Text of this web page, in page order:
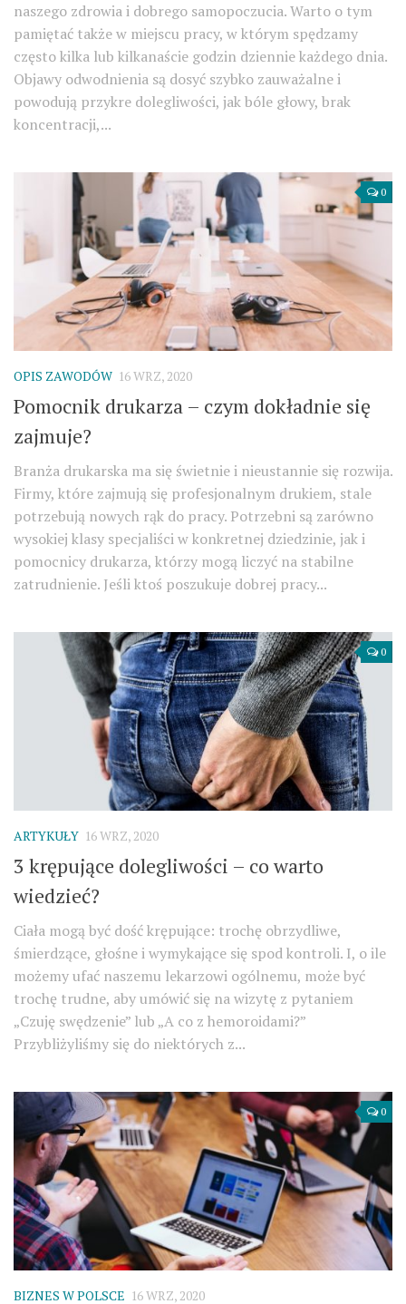
naszego zdrowia i dobrego samopoczucia. Warto o tym
pamiętać także w miejscu pracy, w którym spędzamy
często kilka lub kilkanaście godzin dziennie każdego dnia.
Objawy odwodnienia są dosyć szybko zauważalne i
powodują przykre dolegliwości, jak bóle głowy, brak
koncentracji,...
0
OPIS ZAWODÓW 16 WRZ, 2020
Pomocnik drukarza – czym dokładnie się
zajmuje?
Branża drukarska ma się świetnie i nieustannie się rozwija.
Firmy, które zajmują się profesjonalnym drukiem, stale
potrzebują nowych rąk do pracy. Potrzebni są zarówno
wysokiej klasy specjaliści w konkretnej dziedzinie, jak i
pomocnicy drukarza, którzy mogą liczyć na stabilne
zatrudnienie. Jeśli ktoś poszukuje dobrej pracy...
0
ARTYKUŁY 16 WRZ, 2020
3 krępujące dolegliwości – co warto
wiedzieć?
Ciała mogą być dość krępujące: trochę obrzydliwe,
śmierdzące, głośne i wymykające się spod kontroli. I, o ile
możemy ufać naszemu lekarzowi ogólnemu, może być
trochę trudne, aby umówić się na wizytę z pytaniem
„Czuję swędzenie” lub „A co z hemoroidami?”
Przybliżyliśmy się do niektórych z...
0
BIZNES W POLSCE 16 WRZ, 2020